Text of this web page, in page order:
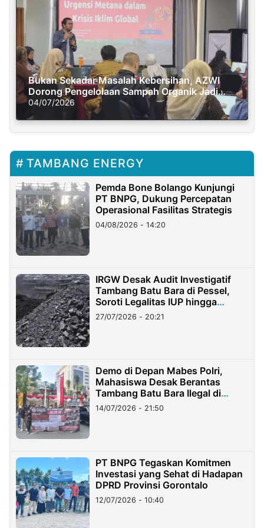
Bukan Sekadar Masalah Kebersihan, AZWI
Dorong Pengelolaan Sampah Organik Jadi
Solusi Krisis Iklim
04/07/2026
TAMBANG ENERGY
Pemda Bone Bolango Kunjungi
PT BNPG, Dukung Percepatan
Operasional Fasilitas Strategis
04/08/2026 - 14:20
IRGW Desak Audit Investigatif
Tambang Batu Bara di Pessel,
Soroti Legalitas IUP hingga
Stockpile
27/07/2026 - 20:21
Demo di Depan Mabes Polri,
Mahasiswa Desak Berantas
Tambang Batu Bara Ilegal di
Lampung
14/07/2026 - 21:50
PT BNPG Tegaskan Komitmen
Investasi yang Sehat di Hadapan
DPRD Provinsi Gorontalo
12/07/2026 - 10:40